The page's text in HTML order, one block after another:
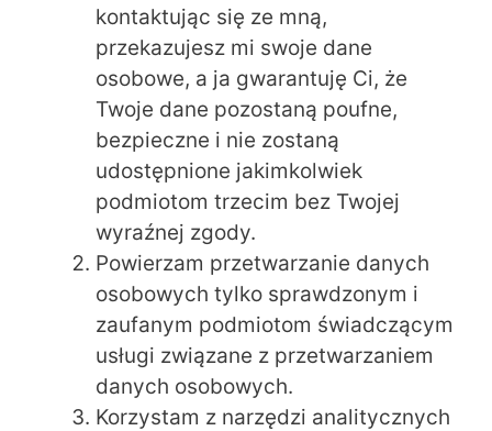
kontaktując się ze mną,
przekazujesz mi swoje dane
osobowe, a ja gwarantuję Ci, że
Twoje dane pozostaną poufne,
bezpieczne i nie zostaną
udostępnione jakimkolwiek
podmiotom trzecim bez Twojej
wyraźnej zgody.
Powierzam przetwarzanie danych
osobowych tylko sprawdzonym i
zaufanym podmiotom świadczącym
usługi związane z przetwarzaniem
danych osobowych.
Korzystam z narzędzi analitycznych